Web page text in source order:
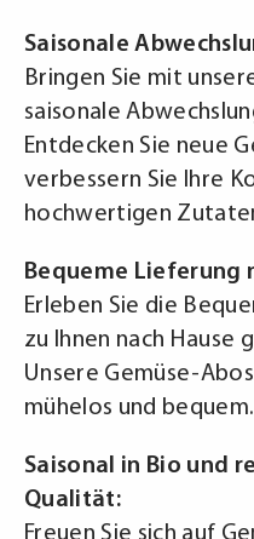
Saisonale
Bringen Sie mit
saisonale
Entdecken Sie neue
verbessern Sie Ihre
hochwertigen
Bequeme Lieferung
Erleben Sie die
zu Ihnen nach Hause
Unsere Gemüse-
mühelos und bequem.
Saisonal in Bio und
Qualität:
Freuen Sie sich auf